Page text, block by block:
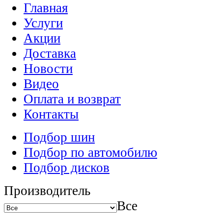
Главная
Услуги
Акции
Доставка
Новости
Видео
Оплата и возврат
Контакты
Подбор шин
Подбор по автомобилю
Подбор дисков
Производитель
Все